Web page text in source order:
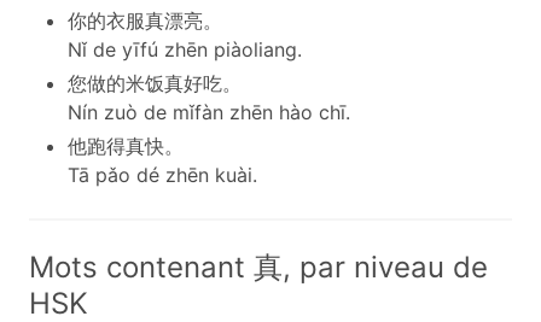
你的衣服真漂亮。
Nǐ de yīfú zhēn piàoliang.
您做的米饭真好吃。
Nín zuò de mǐfàn zhēn hào chī.
他跑得真快。
Tā pǎo dé zhēn kuài.
Mots contenant 真, par niveau de
HSK